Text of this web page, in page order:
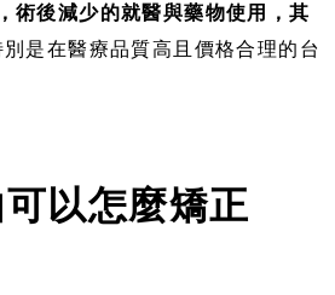
術後減少的就醫與藥物使用，其
別是在醫療品質高且價格合理的台
以怎麼矯正